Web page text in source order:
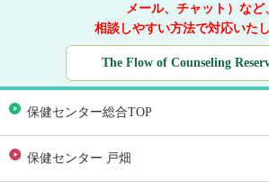
メール、チャット）など
相談しやすい方法で対応いたし
The Flow of Counseling
保健センター総合TOP
保健センター 戸畑